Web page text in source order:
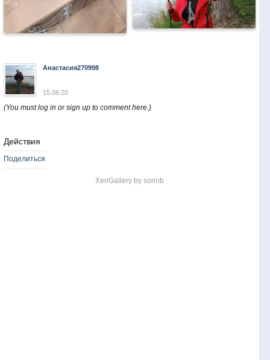
Анастасия270998
15.06.20
(You must log in or sign up to comment here.)
Действия
Поделиться
XenGallery bysonnb